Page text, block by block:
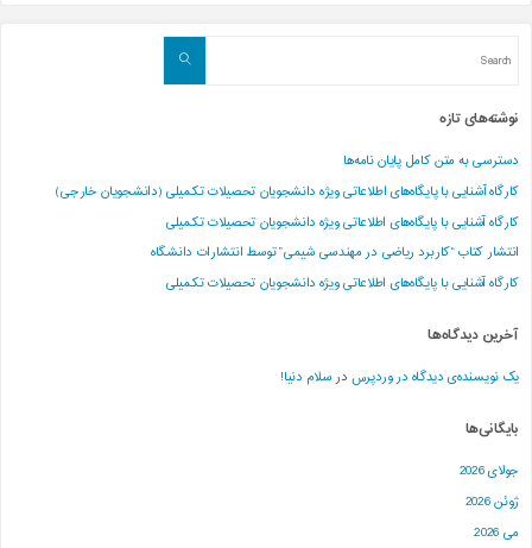
Search
نوشته‌های تازه
دسترسی به متن کامل پایان نامه‌ها
کارگاه آشنایی با پایگاه‌های اطلاعاتی ویژه دانشجویان تحصیلات تکمیلی (دانشجویان خارجی)
کارگاه آشنایی با پایگاه‌های اطلاعاتی ویژه دانشجویان تحصیلات تکمیلی
انتشار کتاب “کاربرد ریاضی در مهندسی شیمی” توسط انتشارات دانشگاه
کارگاه آشنایی با پایگاه‌های اطلاعاتی ویژه دانشجویان تحصیلات تکمیلی
آخرین دیدگاه‌ها
یک نویسنده‌ی دیدگاه در وردپرس در سلام دنیا!
بایگانی‌ها
جولای 2026
ژوئن 2026
می 2026